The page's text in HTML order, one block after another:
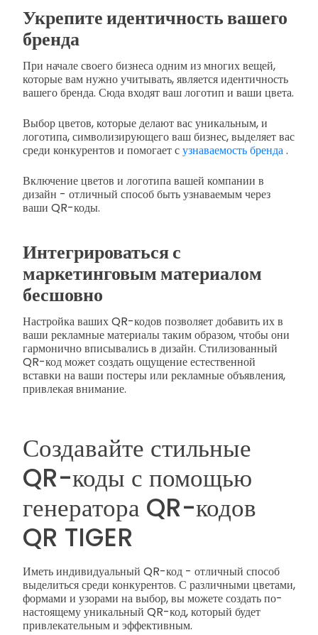
Укрепите идентичность вашего
бренда
При начале своего бизнеса одним из многих вещей,
которые вам нужно учитывать, является идентичность
вашего бренда. Сюда входят ваш логотип и ваши цвета.
Выбор цветов, которые делают вас уникальным, и
логотипа, символизирующего ваш бизнес, выделяет вас
среди конкурентов и помогает сузнаваемость бренда.
Включение цветов и логотипа вашей компании в
дизайн - отличный способ быть узнаваемым через
ваши QR-коды.
Интегрироваться с
маркетинговым материалом
бесшовно
Настройка ваших QR-кодов позволяет добавить их в
ваши рекламные материалы таким образом, чтобы они
гармонично вписывались в дизайн. Стилизованный
QR-код может создать ощущение естественной
вставки на ваши постеры или рекламные объявления,
привлекая внимание.
Создавайте стильные
QR-коды с помощью
генератора QR-кодов
QR TIGER
Иметь индивидуальный QR-код - отличный способ
выделиться среди конкурентов. С различными цветами,
формами и узорами на выбор, вы можете создать по-
настоящему уникальный QR-код, который будет
привлекательным и эффективным.